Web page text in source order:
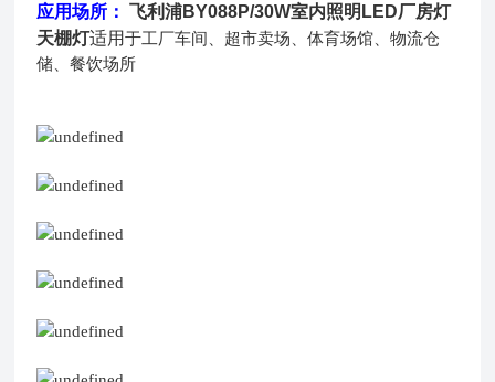
应用场所：
飞利浦BY088P/30W室内照明LED厂房灯
天棚灯适用于工厂车间、超市卖场、体育场馆、物流仓
储、餐饮场所